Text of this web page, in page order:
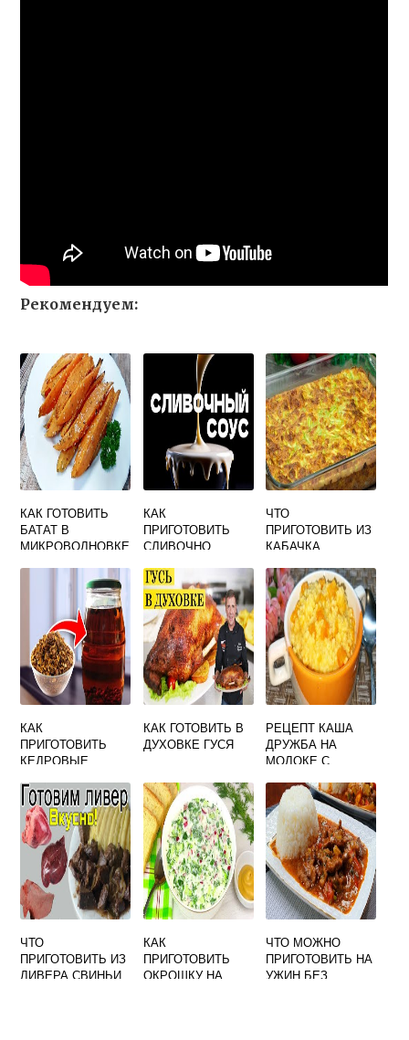
Рекомендуем:
КАК ГОТОВИТЬ
БАТАТ В
МИКРОВОЛНОВКЕ
КАК
ПРИГОТОВИТЬ
СЛИВОЧНО
ЧТО
ПРИГОТОВИТЬ ИЗ
КАБАЧКА
КАК
ПРИГОТОВИТЬ
КЕДРОВЫЕ
УПОТРЕБЛЕНИЮ
В СКОРЛУПЕ
КАК ГОТОВИТЬ В
ДУХОВКЕ ГУСЯ
РЕЦЕПТ КАША
ДРУЖБА НА
МОЛОКЕ С
ЧТО
ПРИГОТОВИТЬ ИЗ
ЛИВЕРА СВИНЬИ
КАК
ПРИГОТОВИТЬ
ОКРОШКУ НА
ЧТО МОЖНО
ПРИГОТОВИТЬ НА
УЖИН БЕЗ